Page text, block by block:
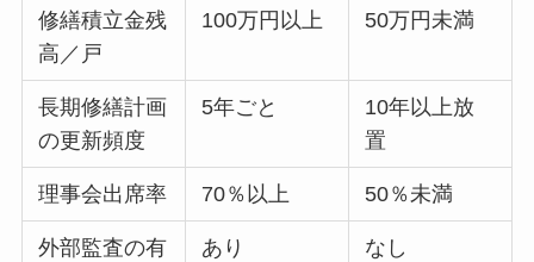
修繕積立金残
高／戸
100万円以上 50万円未満
長期修繕計画
の更新頻度
5年ごと
10年以上放
置
理事会出席率 70％以上 50％未満
外部監査の有
あり なし